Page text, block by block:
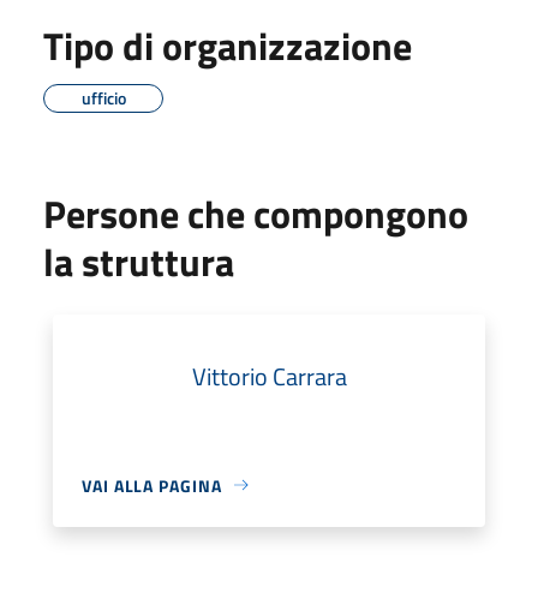
Tipo di organizzazione
ufficio
Persone che compongono
la struttura
Vittorio Carrara
VAI ALLA PAGINA